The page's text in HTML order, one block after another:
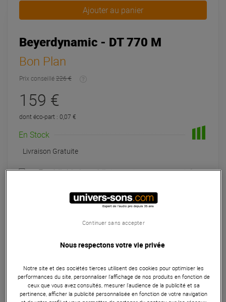
Ajouter au panier
Beyerdynamic - DT 770 M
Bon Plan
Prix conseillé226 €
159 €
dont éco-part : 0,07 €
En Stock
Livraison Gratuite
Expédiable immédiatement +infos
Retrait magasin en 24h
à Univers-sons
Exposé en magasin
53,00 €/ mois
Apport initial :
Mensualités :
2 x53.00 €
Coût de financement :
0 €
TAEG fixe : 0%
Nous respectons votre vie privée
Notre site et des sociétés tierces utilisent des cookies pour optimiser les
performances du site, personnaliser l’affichage de nos produits en fonction de
ceux que vous avez consultés, mesurer l'audience de la publicité et sa
pertinence, afficher la publicité personnalisée en fonction de votre navigation
Continuer sans accepter